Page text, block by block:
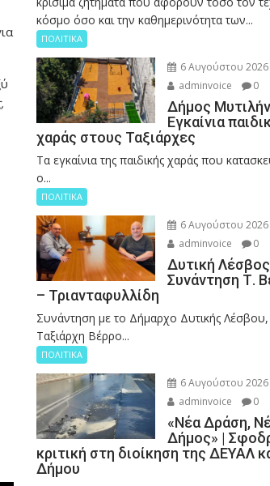
κόσμο όσο και την καθημερινότητα των...
ΠΟΛΙΤΙΚΑ
6 Αυγούστου 2026
adminvoice
0
Δήμος
Εγκαίνια
χαράς στους Ταξιάρχες
Tα εγκαίνια της παιδικής χαράς που
ο...
ΠΟΛΙΤΙΚΑ
6 Αυγούστου 2026
adminvoice
0
Δυτική
Συνάντηση Τ.
– Τριανταφυλλίδη
Συνάντηση με το Δήμαρχο Δυτικής Λέσβου,
Ταξιάρχη Βέρρο...
ΠΟΛΙΤΙΚΑ
6 Αυγούστου 2026
adminvoice
0
«Νέα Δράση,
Δήμος» |
κριτική στη διοίκηση της ΔΕΥΑΛ
Δήμου